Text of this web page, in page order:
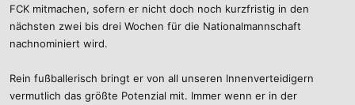
FCK mitmachen, sofern er nicht doch noch kurzfristig in den
nächsten zwei bis drei Wochen für die Nationalmannschaft
nachnominiert wird.
Rein fußballerisch bringt er von all unseren Innenverteidigern
vermutlich das größte Potenzial mit. Immer wenn er in der